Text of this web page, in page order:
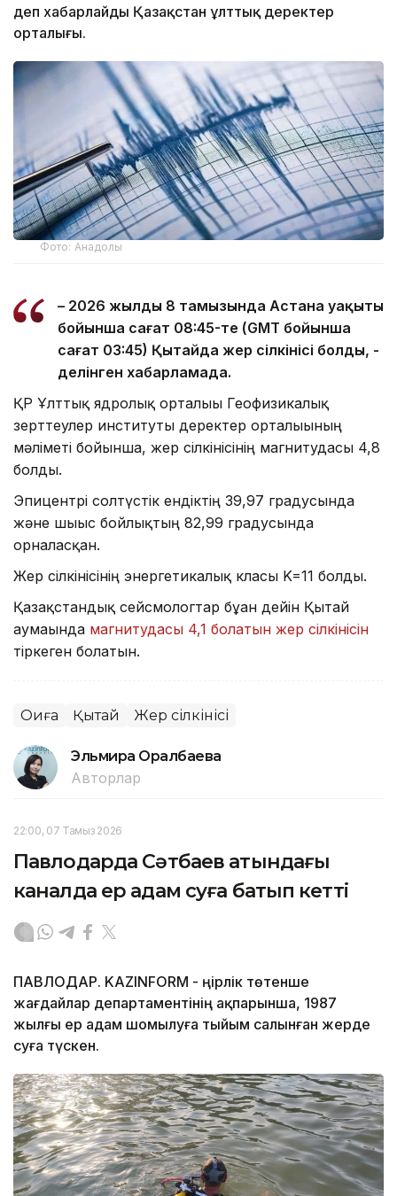
деп хабарлайды Қазақстан ұлттық деректер
орталығы.
Фото: Анадолы
– 2026 жылдың 8 тамызында Астана уақыты
бойынша сағат 08:45-те (GMT бойынша
сағат 03:45) Қытайда жер сілкінісі болды, -
делінген хабарламада.
ҚР Ұлттық ядролық орталығы Геофизикалық
зерттеулер институты деректер орталығының
мәліметі бойынша, жер сілкінісінің магнитудасы 4,8
болды.
Эпицентрі солтүстік ендіктің 39,97 градусында
және шығыс бойлықтың 82,99 градусында
орналасқан.
Жер сілкінісінің энергетикалық класы K=11 болды.
Қазақстандық сейсмологтар бұған дейін Қытай
аумағында магнитудасы 4,1 болатын жер сілкінісін
тіркеген болатын.
Оқиға Қытай Жер сілкінісі
Эльмира Оралбаева
Авторлар
22:00, 07 Тамыз 2026
Павлодарда Сәтбаев атындағы
каналда ер адам суға батып кетті
ПАВЛОДАР. KAZINFORM - Өңірлік төтенше
жағдайлар департаментінің ақпарынша, 1987
жылғы ер адам шомылуға тыйым салынған жерде
суға түскен.